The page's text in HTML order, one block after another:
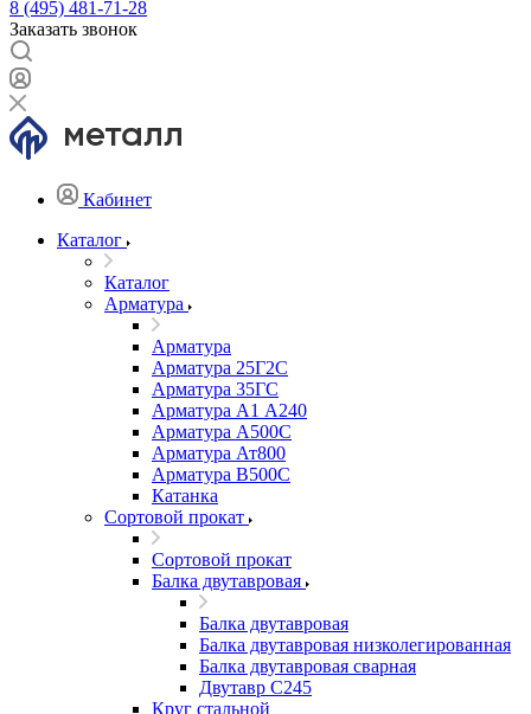
8 (495) 481-71-28
Заказать звонок
Кабинет
Каталог
Каталог
Арматура
Арматура
Арматура 25Г2С
Арматура 35ГС
Арматура А1 А240
Арматура А500С
Арматура Ат800
Арматура В500С
Катанка
Сортовой прокат
Сортовой прокат
Балка двутавровая
Балка двутавровая
Балка двутавровая низколегированная
Балка двутавровая сварная
Двутавр С245
Круг стальной